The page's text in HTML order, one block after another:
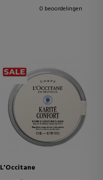
0 beoordelingen
L'Occitane